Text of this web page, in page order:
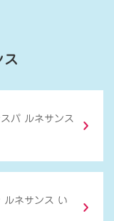
ス
パ ルネサンス
ルネサンス い